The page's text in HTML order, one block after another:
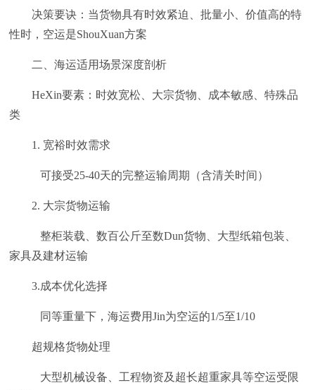
决策要诀：当货物具有时效紧迫、批量小、价值高的特
性时，空运是ShouXuan方案
二、海运适用场景深度剖析
HeXin要素：时效宽松、大宗货物、成本敏感、特殊品
类
1. 宽裕时效需求
可接受25-40天的完整运输周期（含清关时间）
2. 大宗货物运输
整柜装载、数百公斤至数Dun货物、大型纸箱包装、
家具及建材运输
3.成本优化选择
同等重量下，海运费用Jin为空运的1/5至1/10
超规格货物处理
大型机械设备、工程物资及超长超重家具等空运受限